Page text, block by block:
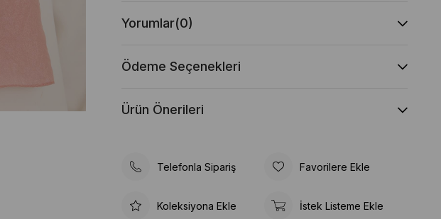
Yorumlar(0)
Ödeme Seçenekleri
Ürün Önerileri
Telefonla Sipariş Favorilere Ekle
Koleksiyona Ekle İstek Listeme Ekle